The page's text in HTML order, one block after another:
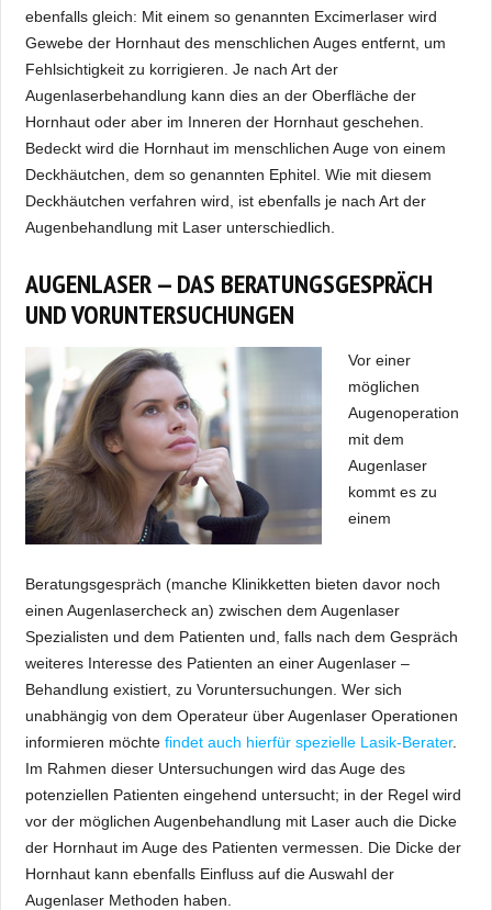
ebenfalls gleich: Mit einem so genannten Excimerlaser wird
Gewebe der Hornhaut des menschlichen Auges entfernt, um
Fehlsichtigkeit zu korrigieren. Je nach Art der
Augenlaserbehandlung kann dies an der Oberfläche der
Hornhaut oder aber im Inneren der Hornhaut geschehen.
Bedeckt wird die Hornhaut im menschlichen Auge von einem
Deckhäutchen, dem so genannten Ephitel. Wie mit diesem
Deckhäutchen verfahren wird, ist ebenfalls je nach Art der
Augenbehandlung mit Laser unterschiedlich.
AUGENLASER — DAS BERATUNGSGESPRÄCH
UND VORUNTERSUCHUNGEN
Vor einer
möglichen
Augenoperation
mit dem
Augenlaser
kommt es zu
einem
Beratungsgespräch (manche Klinikketten bieten davor noch
einen Augenlasercheck an) zwischen dem Augenlaser
Spezialisten und dem Patienten und, falls nach dem Gespräch
weiteres Interesse des Patienten an einer Augenlaser –
Behandlung existiert, zu Voruntersuchungen. Wer sich
unabhängig von dem Operateur über Augenlaser Operationen
informieren möchtefindet auch hierfür spezielle Lasik-Berater.
Im Rahmen dieser Untersuchungen wird das Auge des
potenziellen Patienten eingehend untersucht; in der Regel wird
vor der möglichen Augenbehandlung mit Laser auch die Dicke
der Hornhaut im Auge des Patienten vermessen. Die Dicke der
Hornhaut kann ebenfalls Einfluss auf die Auswahl der
Augenlaser Methoden haben.